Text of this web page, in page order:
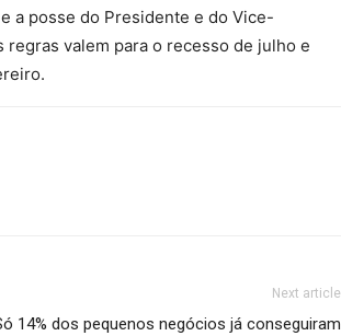
a posse do Presidente e do Vice-
valem para o recesso de julho e
Next article
14% dos pequenos negócios já conseguiram